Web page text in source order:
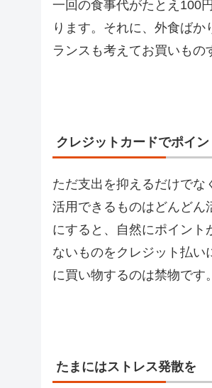
一回の食事代がたとえ100
ります。それに、外食ば
ランスも考えてお買いもの
クレジットカードでポイ
ただ支出を抑えるだけでな
活用できるものはどんどん
にすると、自然にポイント
ないものをクレジット払い
に買い物するのは禁物です。
たまにはストレス発散を